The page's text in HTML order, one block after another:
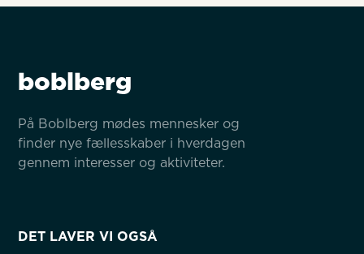
boblberg
På Boblberg mødes mennesker og
finder nye fællesskaber i hverdagen
gennem interesser og aktiviteter.
DET LAVER VI OGSÅ